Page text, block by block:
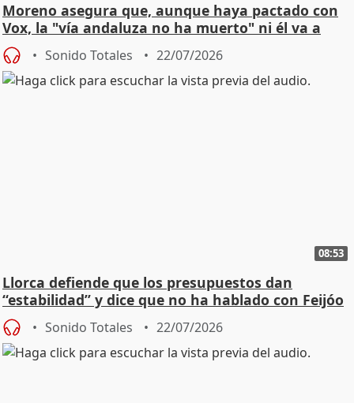
Moreno asegura que, aunque haya pactado con
Vox, la "vía andaluza no ha muerto" ni él va a
"cambiar"
Sonido Totales 22/07/2026
08:53
Llorca defiende que los presupuestos dan
“estabilidad” y dice que no ha hablado con Feijóo
Sonido Totales 22/07/2026